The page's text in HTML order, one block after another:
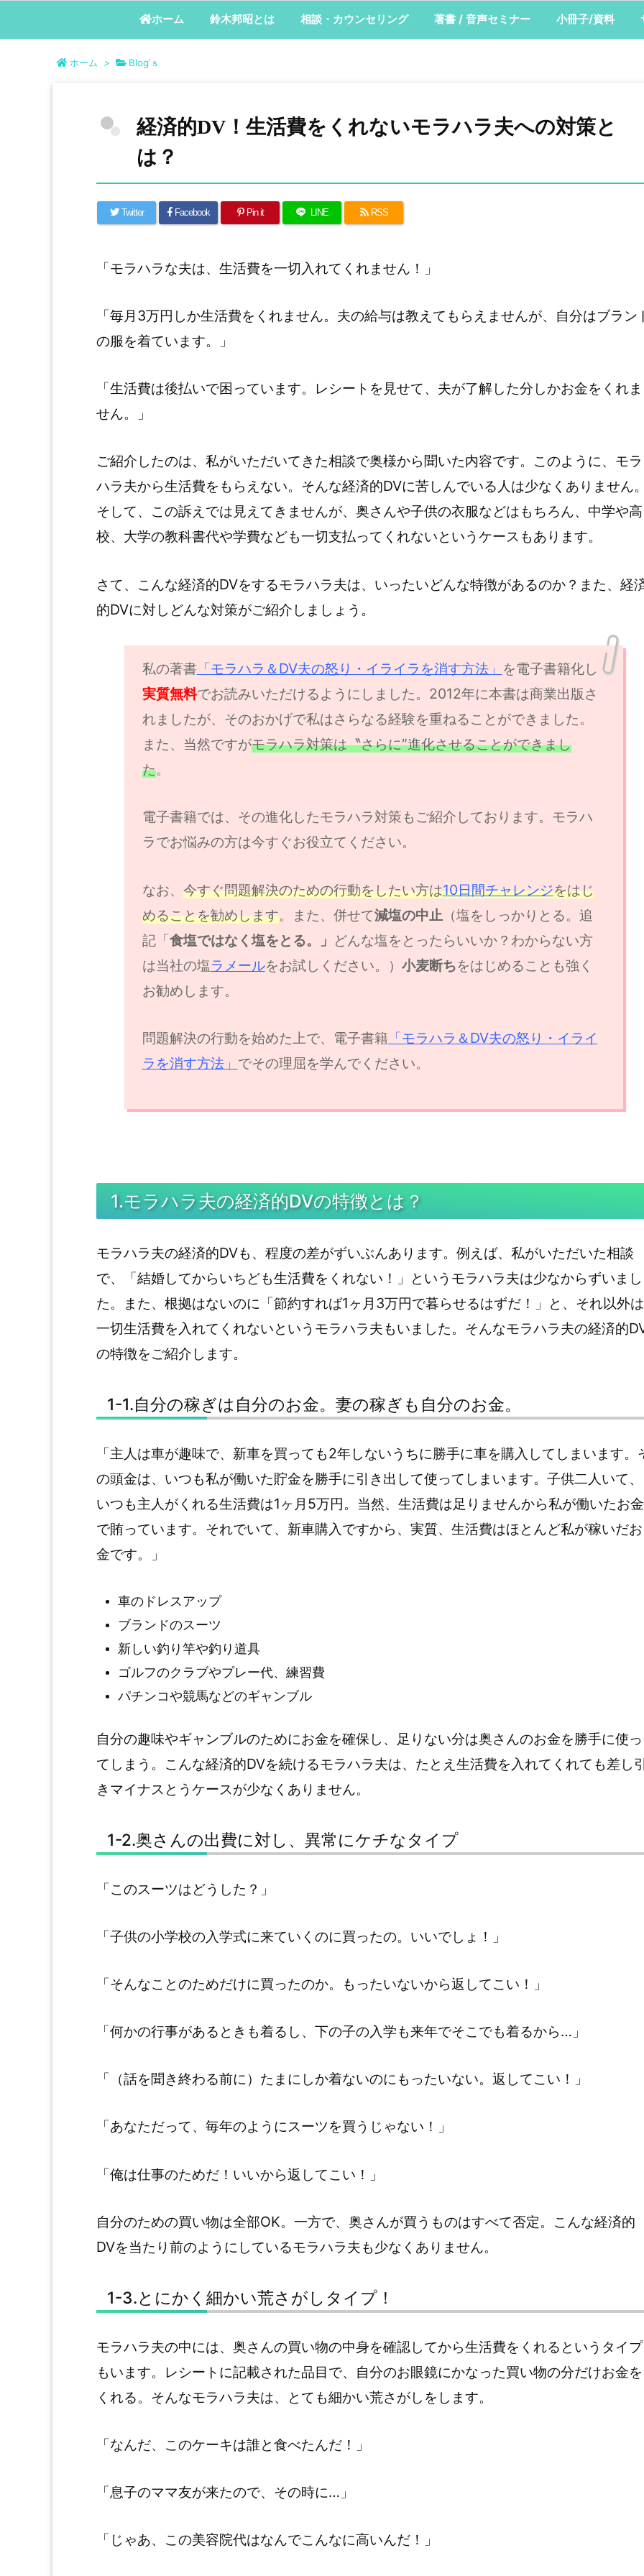
ホーム 鈴木邦昭とは 相談・カウンセリング 著書 / 音声セミナー 小冊子/資料
ホーム > Blog’ｓ
経済的DV！生活費をくれないモラハラ夫への対策と
は？
Twitter Facebook Pin it LINE RSS
「モラハラな夫は、生活費を一切入れてくれません！」
「毎月3万円しか生活費をくれません。夫の給与は教えてもらえませんが、自分はブラン
の服を着ています。」
「生活費は後払いで困っています。レシートを見せて、夫が了解した分しかお金をくれま
せん。」
ご紹介したのは、私がいただいてきた相談で奥様から聞いた内容です。このように、モラ
ハラ夫から生活費をもらえない。そんな経済的DVに苦しんでいる人は少なくありません
そして、この訴えでは見えてきませんが、奥さんや子供の衣服などはもちろん、中学や高
校、大学の教科書代や学費なども一切支払ってくれないというケースもあります。
さて、こんな経済的DVをするモラハラ夫は、いったいどんな特徴があるのか？また、経
的DVに対しどんな対策がご紹介しましょう。
私の著書「モラハラ＆DV夫の怒り・イライラを消す方法」 を電子書籍化し
実質無料でお読みいただけるようにしました。2012年に本書は商業出版さ
れましたが、そのおかげで私はさらなる経験を重ねることができました。
また、当然ですがモラハラ対策は〝さらに″進化させることができまし
た。
電子書籍では、その進化したモラハラ対策もご紹介しております。モラハ
ラでお悩みの方は今すぐお役立てください。
なお、 今すぐ問題解決のための行動をしたい方は10日間チャレンジをはじ
めることを勧めします。また、併せて減塩の中止 （塩をしっかりとる。追
記「食塩ではなく塩をとる。」 どんな塩をとったらいいか？わからない方
は当社の塩ラメールをお試しください。） 小麦断ちをはじめることも強く
お勧めします。
問題解決の行動を始めた上で、電子書籍 「モラハラ＆DV夫の怒り・イライ
ラを消す方法」 でその理屈を学んでください。
1.モラハラ夫の経済的DVの特徴とは？
モラハラ夫の経済的DVも、程度の差がずいぶんあります。例えば、私がいただいた相談
で、「結婚してからいちども生活費をくれない！」というモラハラ夫は少なからずいまし
た。また、根拠はないのに「節約すれば1ヶ月3万円で暮らせるはずだ！」と、それ以外は
一切生活費を入れてくれないというモラハラ夫もいました。そんなモラハラ夫の経済的
の特徴をご紹介します。
1-1.自分の稼ぎは自分のお金。妻の稼ぎも自分のお金。
「主人は車が趣味で、新車を買っても2年しないうちに勝手に車を購入してしまいます。
の頭金は、いつも私が働いた貯金を勝手に引き出して使ってしまいます。子供二人いて、
いつも主人がくれる生活費は1ヶ月5万円。当然、生活費は足りませんから私が働いたお金
で賄っています。それでいて、新車購入ですから、実質、生活費はほとんど私が稼いだお
金です。」
車のドレスアップ
ブランドのスーツ
新しい釣り竿や釣り道具
ゴルフのクラブやプレー代、練習費
パチンコや競馬などのギャンブル
自分の趣味やギャンブルのためにお金を確保し、足りない分は奥さんのお金を勝手に使っ
てしまう。こんな経済的DVを続けるモラハラ夫は、たとえ生活費を入れてくれても差し
きマイナスとうケースが少なくありません。
1-2.奥さんの出費に対し、異常にケチなタイプ
「このスーツはどうした？」
「子供の小学校の入学式に来ていくのに買ったの。いいでしょ！」
「そんなことのためだけに買ったのか。もったいないから返してこい！」
「何かの行事があるときも着るし、下の子の入学も来年でそこでも着るから…」
「（話を聞き終わる前に）たまにしか着ないのにもったいない。返してこい！」
「あなただって、毎年のようにスーツを買うじゃない！」
「俺は仕事のためだ！いいから返してこい！」
自分のための買い物は全部OK。一方で、奥さんが買うものはすべて否定。こんな経済的
DVを当たり前のようにしているモラハラ夫も少なくありません。
1-3.とにかく細かい荒さがしタイプ！
モラハラ夫の中には、奥さんの買い物の中身を確認してから生活費をくれるというタイプ
もいます。レシートに記載された品目で、自分のお眼鏡にかなった買い物の分だけお金を
くれる。そんなモラハラ夫は、とても細かい荒さがしをします。
「なんだ、このケーキは誰と食べたんだ！」
「息子のママ友が来たので、その時に…」
「じゃあ、この美容院代はなんでこんなに高いんだ！」